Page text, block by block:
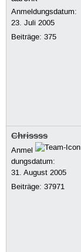
Anmeldungsdatum:
23. Juli 2005
Beiträge:375
Chrissss
Anmel
dungsdatum:
31. August 2005
Beiträge:37971